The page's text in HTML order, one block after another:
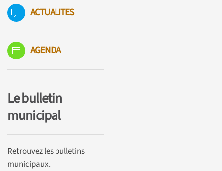
ACTUALITES
AGENDA
Le bulletin
municipal
Retrouvez les bulletins
municipaux.